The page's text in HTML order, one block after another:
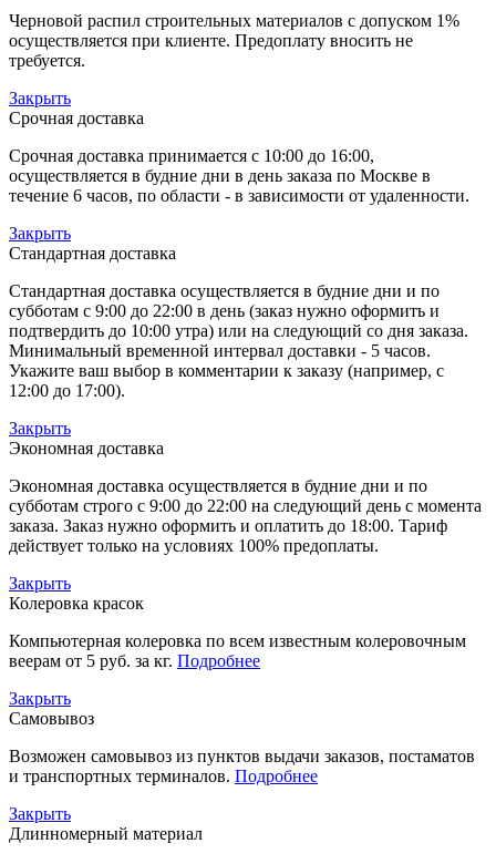
Черновой распил строительных материалов с допуском 1%
осуществляется при клиенте. Предоплату вносить не
требуется.
Закрыть
Срочная доставка
Срочная доставка принимается с 10:00 до 16:00,
осуществляется в будние дни в день заказа по Москве в
течение 6 часов, по области - в зависимости от удаленности.
Закрыть
Стандартная доставка
Стандартная доставка осуществляется в будние дни и по
субботам с 9:00 до 22:00 в день (заказ нужно оформить и
подтвердить до 10:00 утра) или на следующий со дня заказа.
Минимальный временной интервал доставки - 5 часов.
Укажите ваш выбор в комментарии к заказу (например, с
12:00 до 17:00).
Закрыть
Экономная доставка
Экономная доставка осуществляется в будние дни и по
субботам строго с 9:00 до 22:00 на следующий день с момента
заказа. Заказ нужно оформить и оплатить до 18:00. Тариф
действует только на условиях 100% предоплаты.
Закрыть
Колеровка красок
Компьютерная колеровка по всем известным колеровочным
веерам от 5 руб. за кг. Подробнее
Закрыть
Самовывоз
Возможен самовывоз из пунктов выдачи заказов, постаматов
и транспортных терминалов. Подробнее
Закрыть
Длинномерный материал